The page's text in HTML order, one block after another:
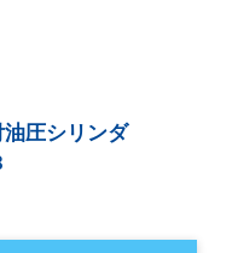
圧シリンダ